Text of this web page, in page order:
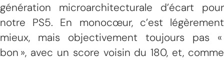
génération microarchitecturale d’écart pour
notre PS5. En monocœur, c’est légèrement
mieux, mais objectivement toujours pas «
bon », avec un score voisin du 180, et, comme